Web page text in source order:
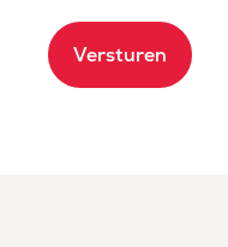
Versturen